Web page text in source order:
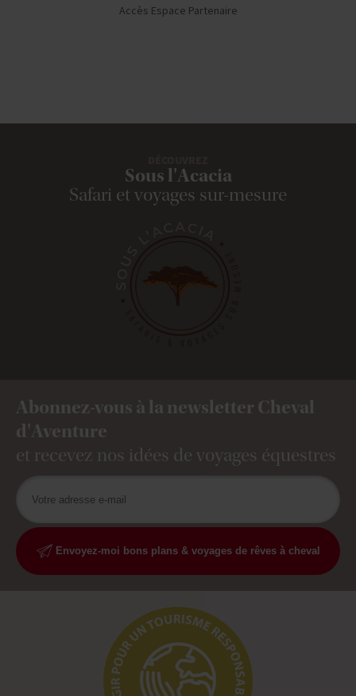
Accès Espace Partenaire
Sous l'Acacia
Safari et voyages sur-mesure
Abonnez-vous à la newsletter Cheval
d'Aventure
et recevez nos idées de voyages équestres
Envoyez-moi bons plans & voyages de rêves à cheval